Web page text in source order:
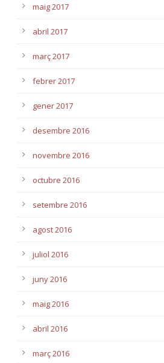
maig 2017
abril 2017
març 2017
febrer 2017
gener 2017
desembre 2016
novembre 2016
octubre 2016
setembre 2016
agost 2016
juliol 2016
juny 2016
maig 2016
abril 2016
març 2016